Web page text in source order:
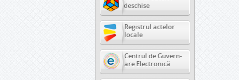
deschise
Registrul actelor
locale
Centrul de Guvern-
are Electronică